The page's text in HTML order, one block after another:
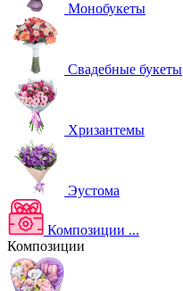
Монобукеты
Свадебные букеты
Хризантемы
Эустома
Композиции ...
Композиции